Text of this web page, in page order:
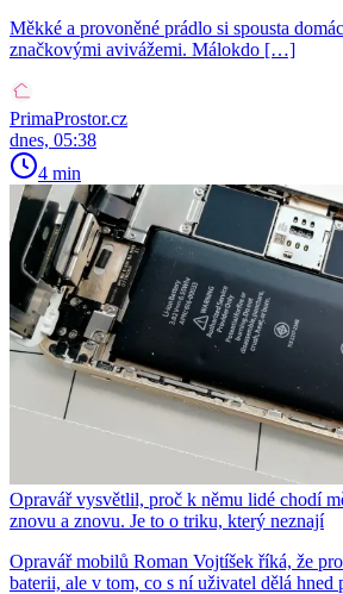
Měkké a provoněné prádlo si spousta
značkovými avivážemi. Málokdo […]
PrimaProstor.cz
dnes, 05:38
4 min
Opravář vysvětlil, proč k němu lidé chodí
znovu a znovu. Je to o triku, který neznají
Opravář mobilů Roman Vojtíšek říká, že
baterii, ale v tom, co s ní uživatel dělá hned